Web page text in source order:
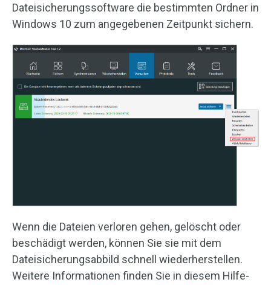
Dateisicherungssoftware die bestimmten Ordner in
Windows 10 zum angegebenen Zeitpunkt sichern.
Wenn die Dateien verloren gehen, gelöscht oder
beschädigt werden, können Sie sie mit dem
Dateisicherungsabbild schnell wiederherstellen.
Weitere Informationen finden Sie in diesem Hilfe-